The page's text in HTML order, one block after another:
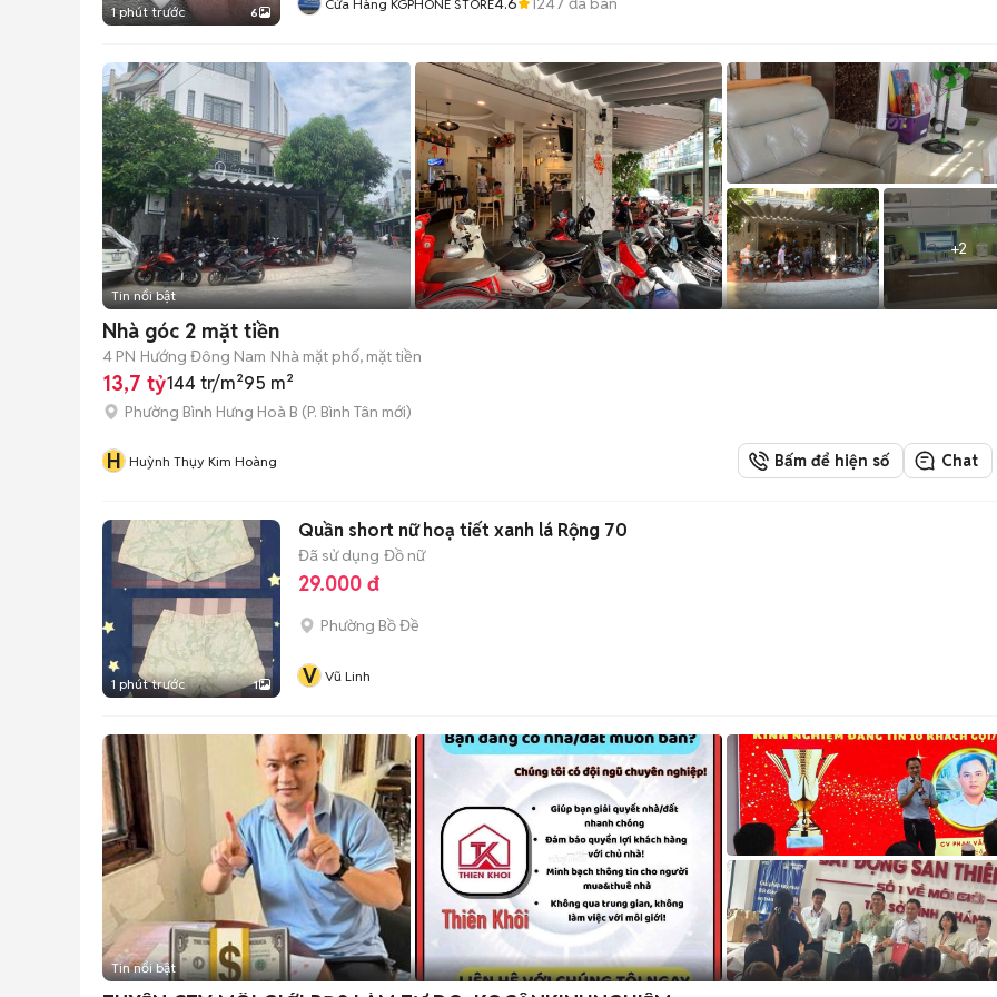
1 phút trước 6 Cửa Hàng KGPHONE STORE
+2
Tin nổi bật
Nhà góc 2 mặt tiền
4 PN Hướng Đông Nam Nhà mặt phố, mặt tiền
13,7 tỷ144 tr/m²95 m²
Phường Bình Hưng Hoà B (P. Bình Tân mới)
H Huỳnh Thụy Kim Hoàng Bấm để hiện số Chat
1 phút trước 1
Quần short nữ hoạ tiết xanh lá Rộng 70
Đã sử dụng Đồ nữ
29.000 đ
Phường Bồ Đề
V Vũ Linh
Tin nổi bật